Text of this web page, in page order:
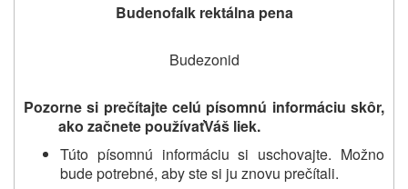
Budenofalk rektálna pena
Budezonid
Pozorne si prečítajte celú písomnú informáciu skôr,
ako začnete používaťVáš liek.
Túto písomnú informáciu si uschovajte. Možno
bude potrebné, aby ste si ju znovu prečítali.